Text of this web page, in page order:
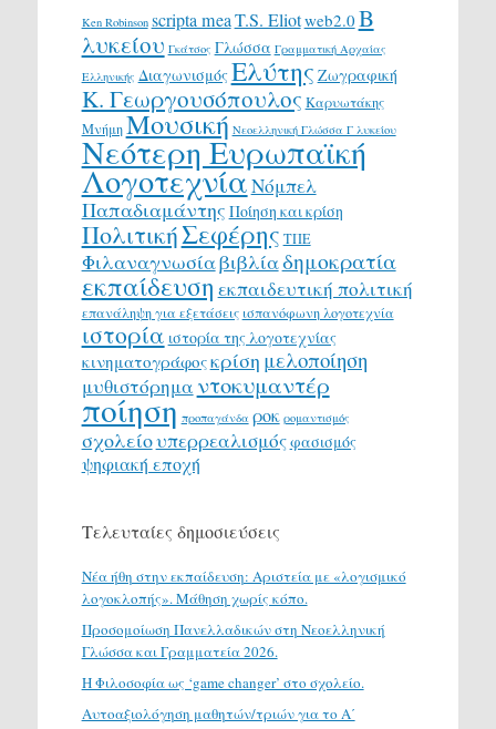
Ken Robinson scripta meaT.S. Eliotweb2.0 Β
λυκείου Γκάτσος Γλώσσα Γραμματική Αρχαίας
Ελληνικής ΔιαγωνισμόςΕλύτης Ζωγραφική
Κ. Γεωργουσόπουλος Καρυωτάκης
ΜνήμηΜουσική Νεοελληνική Γλώσσα Γ λυκείου
Νεότερη Ευρωπαϊκή
ΛογοτεχνίαΝόμπελ
Παπαδιαμάντης Ποίηση και κρίση
ΠολιτικήΣεφέρης ΤΠΕ
Φιλαναγνωσίαβιβλίαδημοκρατία
εκπαίδευση εκπαιδευτική πολιτική
επανάληψη για εξετάσεις ισπανόφωνη λογοτεχνία
ιστορία ιστορία της λογοτεχνίας
κινηματογράφοςκρίση μελοποίηση
μυθιστόρημα ντοκυμαντέρ
ποίηση προπαγάνδα ροκ ρομαντισμός
σχολείουπερρεαλισμόςφασισμός
ψηφιακή εποχή
Τελευταίες δημοσιεύσεις
Νέα ήθη στην εκπαίδευση: Αριστεία με «λογισμικό
λογοκλοπής». Μάθηση χωρίς κόπο.
Προσομοίωση Πανελλαδικών στη Νεοελληνική
Γλώσσα και Γραμματεία 2026.
H Φιλοσοφία ως ‘game changer’ στο σχολείο.
Αυτοαξιολόγηση μαθητών/τριών για το Α΄